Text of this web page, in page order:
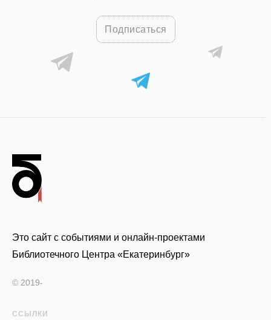
Подписаться
Это сайт с событиями и онлайн-проектами
Библиотечного Центра «Екатеринбург»
© 2019-
ССЫЛКИ